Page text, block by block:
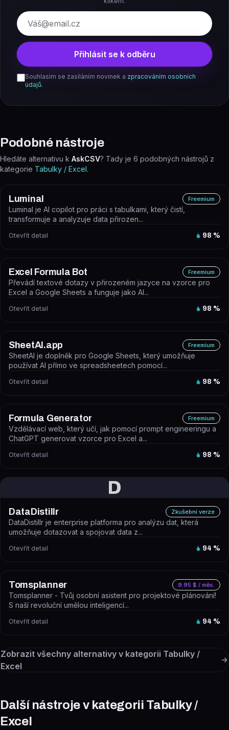
E-mail
Přihlásit se k odběru
Souhlasím se zasíláním novinek a zpracováním osobních
údajů.
Podobné nástroje
Hledáte alternativu k AskCSV? Tady je 6 podobných nástrojů z
kategorie Tabulky / Excel.
Luminal Freemium
Luminal je AI copilot pro práci s tabulkami, který čistí,
transformuje a analyzuje data přirozen...
Otevřít detail 98 %
Excel Formula Bot Freemium
Převádí textové dotazy v přirozeném jazyce na vzorce pro
Excel a Google Sheets a funguje jako AI...
Otevřít detail 98 %
SheetAI.app Freemium
SheetAI je doplněk pro Google Sheets, který umožňuje
používat AI přímo ve spreadsheetech pomocí...
Otevřít detail 98 %
Formula Generator Freemium
Vzdělávací web, který učí, jak pomocí prompt engineeringu a
ChatGPT generovat vzorce pro Excel a...
Otevřít detail 98 %
D
DataDistillr Zkušební verze
DataDistillr je enterprise platforma pro analýzu dat, která
umožňuje dotazovat a spojovat data z...
Otevřít detail 94 %
Tomsplanner 9.95 $ / měs.
Tomsplanner - Tvůj osobní asistent pro projektové plánování!
S naší revoluční umělou inteligencí...
Otevřít detail 94 %
Zobrazit všechny alternativy v kategorii Tabulky /
Excel
Další nástroje v kategorii Tabulky /
Excel